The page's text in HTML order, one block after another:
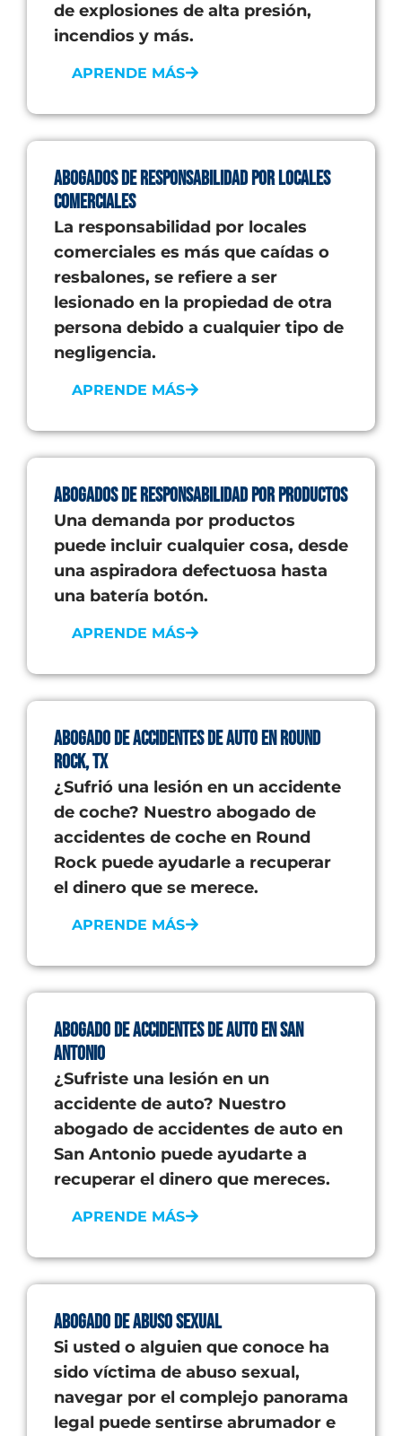
de explosiones de alta presión,
incendios y más.
APRENDE MÁS
Abogados de responsabilidad por locales
comerciales
La responsabilidad por locales
comerciales es más que caídas o
resbalones, se refiere a ser
lesionado en la propiedad de otra
persona debido a cualquier tipo de
negligencia.
APRENDE MÁS
Abogados de Responsabilidad por Productos
Una demanda por productos
puede incluir cualquier cosa, desde
una aspiradora defectuosa hasta
una batería botón.
APRENDE MÁS
Abogado de accidentes de auto en Round
Rock, TX
¿Sufrió una lesión en un accidente
de coche? Nuestro abogado de
accidentes de coche en Round
Rock puede ayudarle a recuperar
el dinero que se merece.
APRENDE MÁS
Abogado de Accidentes de Auto en San
Antonio
¿Sufriste una lesión en un
accidente de auto? Nuestro
abogado de accidentes de auto en
San Antonio puede ayudarte a
recuperar el dinero que mereces.
APRENDE MÁS
Abogado de abuso sexual
Si usted o alguien que conoce ha
sido víctima de abuso sexual,
navegar por el complejo panorama
legal puede sentirse abrumador e